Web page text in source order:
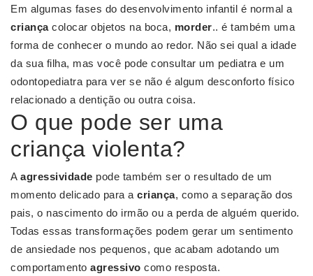
Em algumas fases do desenvolvimento infantil é normal a
criançacolocar objetos na boca, morder.. é também uma
forma de conhecer o mundo ao redor. Não sei qual a idade
da sua filha, mas você pode consultar um pediatra e um
odontopediatra para ver se não é algum desconforto físico
relacionado a dentição ou outra coisa.
O que pode ser uma
criança violenta?
A agressividade pode também ser o resultado de um
momento delicado para a criança, como a separação dos
pais, o nascimento do irmão ou a perda de alguém querido.
Todas essas transformações podem gerar um sentimento
de ansiedade nos pequenos, que acabam adotando um
comportamento agressivo como resposta.